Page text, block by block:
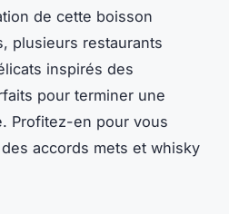
de cette boisson
plusieurs restaurants
inspirés des
pour terminer une
Profitez-en pour vous
accords mets et whisky